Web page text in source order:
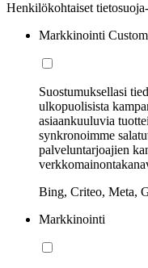
Henkilökohtaiset
Markkinointi
Suostumuksellasi
ulkopuolisista
asiaankuuluvia
synkronoimme
palveluntarjoajien
Bing, Criteo, Meta,
Markkinointi